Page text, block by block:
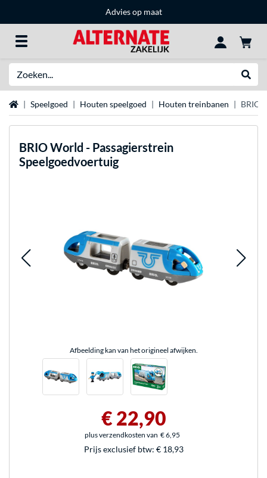
Advies op maat
HomeSpeelgoed Houten speelgoed Houten treinbanen BRIO
BRIOWorld - Passagierstrein
Speelgoedvoertuig
Afbeelding kan van het origineel afwijken.
€ 22,90
plus verzendkosten van € 6,95
Prijs exclusief btw: € 18,93